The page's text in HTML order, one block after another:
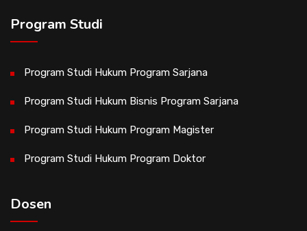
Program Studi
Program Studi Hukum Program Sarjana
Program Studi Hukum Bisnis Program Sarjana
Program Studi Hukum Program Magister
Program Studi Hukum Program Doktor
Dosen